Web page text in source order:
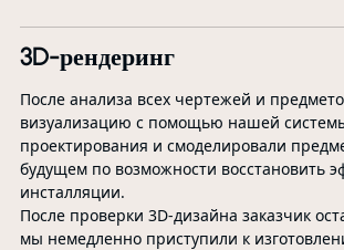
3D-рендеринг
После анализа всех чертежей и
визуализацию с помощью нашей
проектирования и смоделировали
будущем по возможности восстановить
инсталляции.
После проверки 3D-дизайна заказчик
мы немедленно приступили к